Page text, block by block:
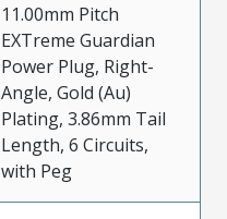
11.00mm Pitch
EXTreme Guardian
Power Plug, Right-
Angle, Gold (Au)
Plating, 3.86mm Tail
Length, 6 Circuits,
with Peg